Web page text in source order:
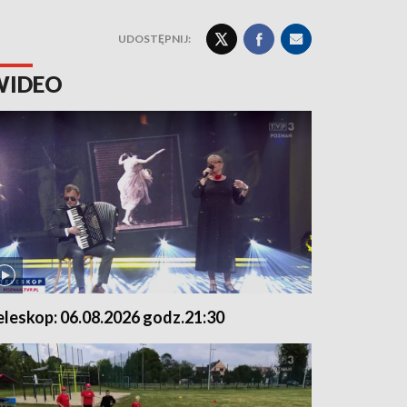
UDOSTĘPNIJ:
06.08.2026 godz.21:30